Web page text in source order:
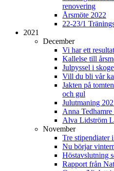
renovering
Årsmöte 2022
22-23/1
2021
December
Vi har ett resultat
Kallelse till
Julpyssel i
Vill du bli vår
Jakten på
och gul
Julutmaning
Anna
Alva Lidström
November
Tre stipendiater
Nu börjar
Höstavslutning
Rapport från